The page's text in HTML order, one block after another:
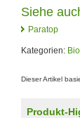
Siehe
Paratop
Kategorien:
Dieser Artikel
Produkt-